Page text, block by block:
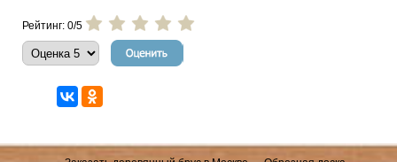
Рейтинг: 0/5